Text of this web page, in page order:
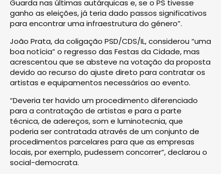
Guarda nas últimas autárquicas e, se o PS tivesse
ganho as eleições, já teria dado passos significativos
para encontrar uma infraestrutura do género”.
João Prata, da coligação PSD/CDS/IL, considerou “uma
boa notícia” o regresso das Festas da Cidade, mas
acrescentou que se absteve na votação da proposta
devido ao recurso do ajuste direto para contratar os
artistas e equipamentos necessários ao evento.
“Deveria ter havido um procedimento diferenciado
para a contratação de artistas e para a parte
técnica, de adereços, som e luminotecnia, que
poderia ser contratada através de um conjunto de
procedimentos parcelares para que as empresas
locais, por exemplo, pudessem concorrer”, declarou o
social-democrata.